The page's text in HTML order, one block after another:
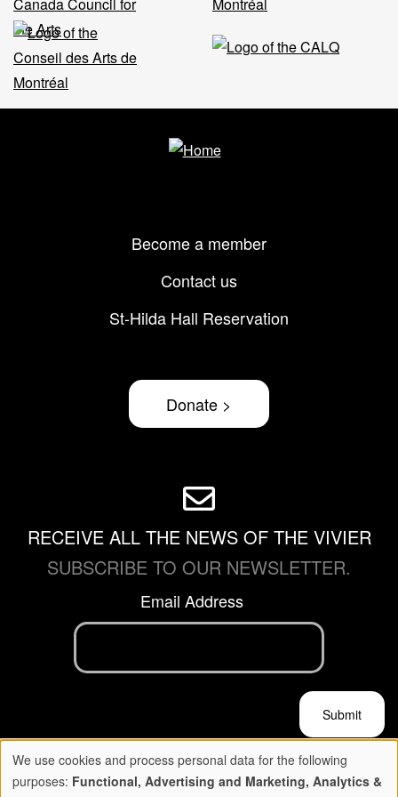
Become a member
Contact us
St-Hilda Hall Reservation
Donate >
RECEIVE ALL THE NEWS OF THE VIVIER
SUBSCRIBE TO OUR NEWSLETTER.
Email Address
Copyright © 2026 Le Vivier. All rights reserved.
Privacy Policy-Terms and Conditiions
We use cookies and process personal data for the following
purposes: Functional, Advertising and Marketing, Analytics &